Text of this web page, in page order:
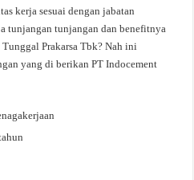
kerja sesuai dengan jabatan
tunjangan tunjangan dan benefitnya
Prakarsa Tbk? Nah ini
yang di berikan PT Indocement